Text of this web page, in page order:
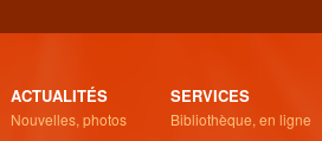
ACTUALITÉS
Nouvelles, photos
SERVICES
Bibliothèque, en ligne